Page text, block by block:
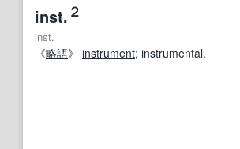
inst. ２
inst.
《略語》 instrument; instrumental.